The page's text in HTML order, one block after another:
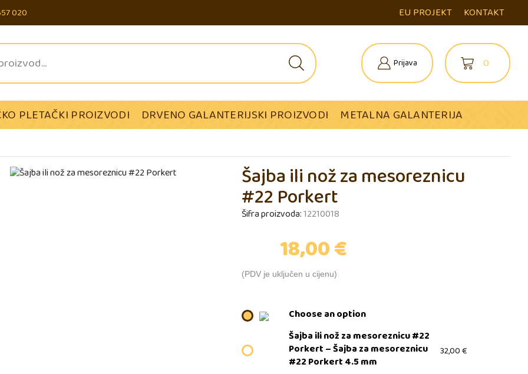
020 EU PROJEKT KONTAKT
Prijava 0
PLETAČKI PROIZVODI DRVENO GALANTERIJSKI PROIZVODI METALNA GALANTERIJA
Šajba ili nož za mesoreznicu
#22 Porkert
Šifra proizvoda:12210018
18,00€
(PDV je uključen u cijenu)
Choose an option
Šajba ili nož za mesoreznicu #22
Porkert – Šajba za mesoreznicu
#22 Porkert 4.5 mm
32,00€